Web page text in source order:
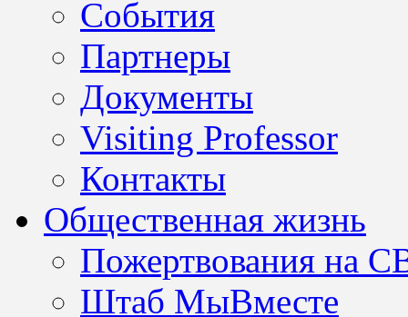
События
Партнеры
Документы
Visiting Professor
Контакты
Общественная жизнь
Пожертвования на
Штаб МыВместе